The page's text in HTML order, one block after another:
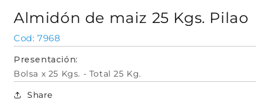
multimedia
1
en
una
modal
Almidón de maiz 25 Kgs. Pilao
SKU:
7968
Presentación:
Bolsa x 25 Kgs. - Total 25 Kg.
Share